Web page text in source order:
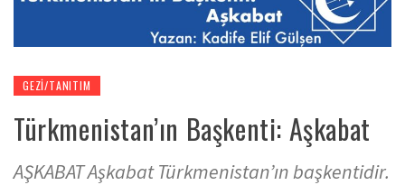
GEZI/TANITIM
Türkmenistan’ın Başkenti: Aşkabat
AŞKABAT Aşkabat Türkmenistan’ın başkentidir.